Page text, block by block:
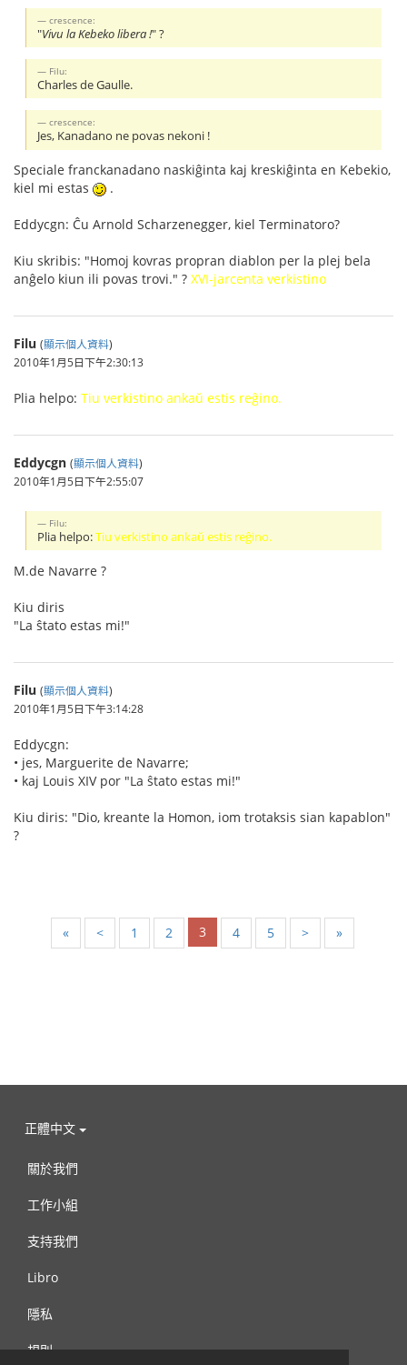
crescence:
"Vivu la Kebeko libera !" ?
Filu:
Charles de Gaulle.
crescence:
Jes, Kanadano ne povas nekoni !
Speciale franckanadano naskiĝinta kaj kreskiĝinta en Kebekio,
kiel mi estas
.
Eddycgn: Ĉu Arnold Scharzenegger, kiel Terminatoro?
Kiu skribis: "Homoj kovras propran diablon per la plej bela
anĝelo kiun ili povas trovi." ? XVI-jarcenta verkistino
Filu (顯示個人資料)
2010年1月5日下午2:30:13
Plia helpo: Tiu verkistino ankaŭ estis reĝino.
Eddycgn (顯示個人資料)
2010年1月5日下午2:55:07
Filu:
Plia helpo:Tiu verkistino ankaŭ estis reĝino.
M.de Navarre ?
Kiu diris
"La ŝtato estas mi!"
Filu (顯示個人資料)
2010年1月5日下午3:14:28
Eddycgn:
• jes, Marguerite de Navarre;
• kaj Louis XIV por "La ŝtato estas mi!"
Kiu diris: "Dio, kreante la Homon, iom trotaksis sian kapablon"
?
« < 1 2 3 4 5 > »
正體中文
關於我們
工作小組
支持我們
Libro
隱私
規則